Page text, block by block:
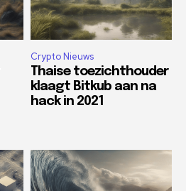
Crypto Nieuws
Thaise toezichthouder
klaagt Bitkub aan na
hack in 2021